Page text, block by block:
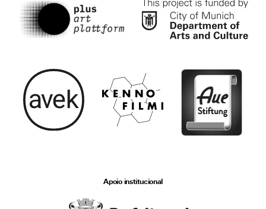
Apoio institucional